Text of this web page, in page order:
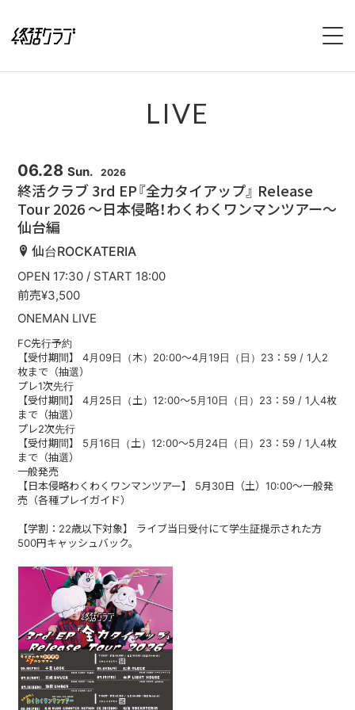
1stFullAlbum『終活のススメ』特設サイト
2ndFullAlbum『終活のてびき』特設サイト
ABOUT
VIDEO
DISCOGRAPHY
GOODS
ガチャガチャ
CONTACT
REQUEST
公式ファンクラブ
LIVE
06.28 Sun. 2026
終活クラブ 3rd EP『全力タイアップ』 Release
Tour 2026 〜日本侵略！わくわくワンマンツアー〜
仙台編
仙台ROCKATERIA
OPEN 17:30 / START 18:00
前売¥3,500
ONEMAN LIVE
FC先行予約
【受付期間】 4月09日（木）20:00～4月19日（日）23：59 / 1人2
枚まで（抽選）
プレ1次先行
【受付期間】 4月25日（土）12:00～5月10日（日）23：59 / 1人4枚
まで（抽選）
プレ2次先行
【受付期間】 5月16日（土）12:00～5月24日（日）23：59 / 1人4枚
まで（抽選）
一般発売
【日本侵略わくわくワンマンツアー】 5月30日（土）10:00～一般発
売（各種プレイガイド）
【学割：22歳以下対象】 ライブ当日受付にて学生証提示された方
500円キャッシュバック。